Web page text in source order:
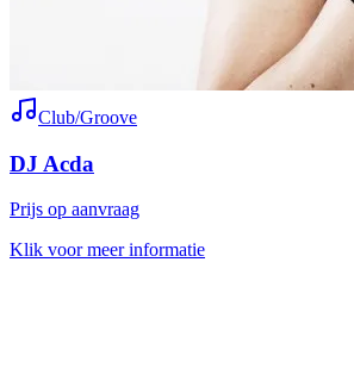
Club/Groove
DJ Acda
Prijs op aanvraag
Klik voor meer informatie